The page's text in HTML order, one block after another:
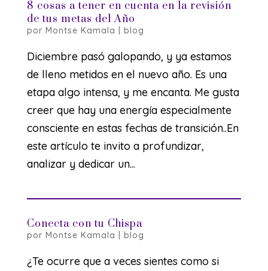
8 cosas a tener en cuenta en la revisión
de tus metas del Año
por Montse Kamala blog
Diciembre pasó galopando, y ya estamos
de lleno metidos en el nuevo año. Es una
etapa algo intensa, y me encanta. Me gusta
creer que hay una energía especialmente
consciente en estas fechas de transición..En
este artículo te invito a profundizar,
analizar y dedicar un...
Conecta con tu Chispa
por Montse Kamala blog
¿Te ocurre que a veces sientes como si